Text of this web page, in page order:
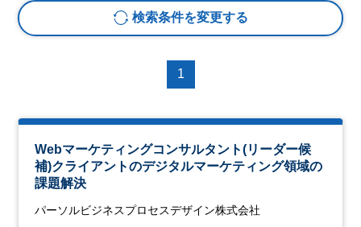
検索条件を変更する
1
Webマーケティングコンサルタント(リーダー候
補)クライアントのデジタルマーケティング領域の
課題解決
パーソルビジネスプロセスデザイン株式会社